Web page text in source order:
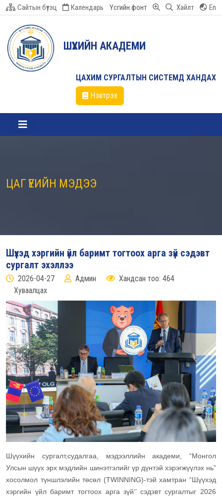
Сайтын бүтэц Календарь Үсгийн фонт Хайлт En
ШҮҮХИЙН АКАДЕМИ
ЦАХИМ СУРГАЛТЫН СИСТЕМД ХАНДАХ
Нэвтрэх
ЦАГ ҮЕИЙН МЭДЭЭ
Шүүхэд хэргийн үйл баримт тогтоох арга зүй сэдэвт
сургалт эхэллээ
2026-04-27 Админ
Хандсан тоо: 464
Хуваалцах
Шүүхийн сургалт,судалгаа, мэдээллийн академи, “Монгол
Улсын шүүх эрх мэдлийн шинэтгэлийг үр дүнтэй хэрэгжүүлэх нь”
хосолмол түншлэлийн төсөл (TWINNING)-тэй хамтран “Шүүхэд
хэргийн үйл баримт тогтоох арга зүй’’ сэдэвт сургалтыг 2026